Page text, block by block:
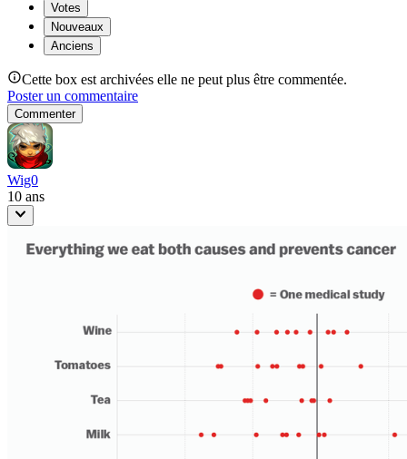
Votes
Nouveaux
Anciens
Cette box est archivées elle ne peut plus être commentée.
Poster un commentaire
Commenter
Wig0
10 ans